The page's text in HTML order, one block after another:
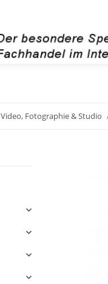
Video, Fotographie & Studio